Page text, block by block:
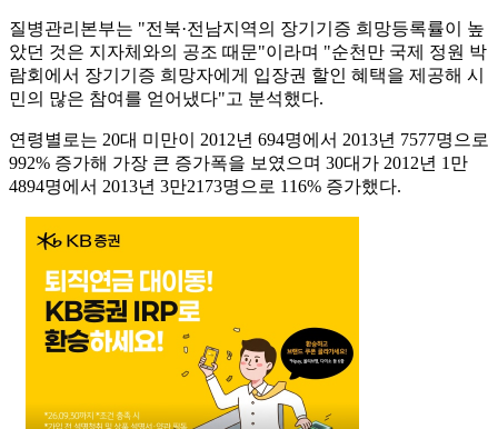
질병관리본부는 "전북·전남지역의 장기기증 희망등록률이 높
았던 것은 지자체와의 공조 때문"이라며 "순천만 국제 정원 박
람회에서 장기기증 희망자에게 입장권 할인 혜택을 제공해 시
민의 많은 참여를 얻어냈다"고 분석했다.
연령별로는 20대 미만이 2012년 694명에서 2013년 7577명으로
992% 증가해 가장 큰 증가폭을 보였으며 30대가 2012년 1만
4894명에서 2013년 3만2173명으로 116% 증가했다.